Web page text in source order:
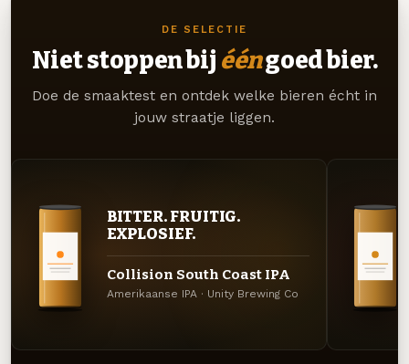
DE SELECTIE
Niet stoppen bij ééngoed bier.
Doe de smaaktest en ontdek welke bieren écht in
jouw straatje liggen.
BITTER. FRUITIG.
EXPLOSIEF.
Collision South Coast IPA
Amerikaanse IPA · Unity Brewing Co